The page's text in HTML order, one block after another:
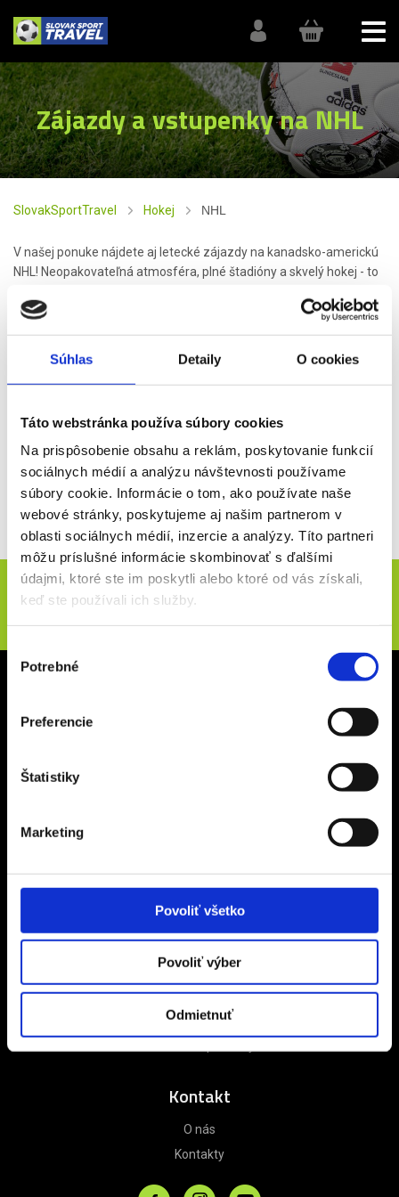
Súhlas Detaily O cookies
Táto webstránka používa súbory cookies
Na prispôsobenie obsahu a reklám, poskytovanie funkcií
sociálnych médií a analýzu návštevnosti používame
súbory cookie. Informácie o tom, ako používate naše
webové stránky, poskytujeme aj našim partnerom v
oblasti sociálnych médií, inzercie a analýzy. Títo partneri
môžu príslušné informácie skombinovať s ďalšími
údajmi, ktoré ste im poskytli alebo ktoré od vás získali,
keď ste používali ich služby.
Výber
súhlasu
Potrebné
Preferencie
Štatistiky
Marketing
Povoliť všetko
Povoliť výber
Odmietnuť
Zájazdy a vstupenky na NHL
SlovakSportTravel Hokej NHL
V našej ponuke nájdete aj letecké zájazdy na kanadsko-americkú
NHL! Neopakovateľná atmosféra, plné štadióny a skvelý hokej - to
National Hockey League
je profesionálna športová
organizácia, ktorú tvoria hokejové tímy vSpojených štátocha
Kanade. Organizuje hokejovú súťaž družstiev pod rovnomenným
štyri tímy. V súčasnosti má NHL 32 účastníkov, z ktorých je 25
Zápasy sú rozdelené na základnú časť a play-off, do ktorého
postupuje osem najlepších družstiev z každej konferencie.
Víťaz tejto ligy je víťazom play-off a získava najprestížnejšiu
hokejovú trofej -Stanley Cup
Novinky e-mailom
Zájazdy na mieru
Obchodné podmienky
Zásady ochrany osobných údajov
Informácie o alternatívnom riešení sporov
Kontakt
O nás
Kontakty